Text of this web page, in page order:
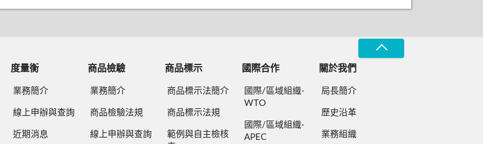
度量衡
業務簡介
線上申辦與查詢
近期消息
商品檢驗
業務簡介
商品檢驗法規
線上申辦與查詢
商品標示
商品標示法簡介
商品標示法規
範例與自主檢核
國際合作
國際/區域組織-
WTO
國際/區域組織-
APEC
關於我們
局長簡介
歷史沿革
業務組織